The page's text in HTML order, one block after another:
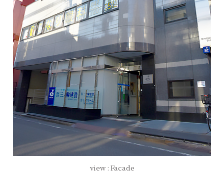
view : Facade